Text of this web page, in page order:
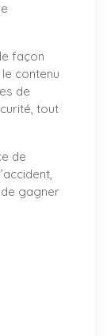
façon
contenu
de
tout
de
gagner